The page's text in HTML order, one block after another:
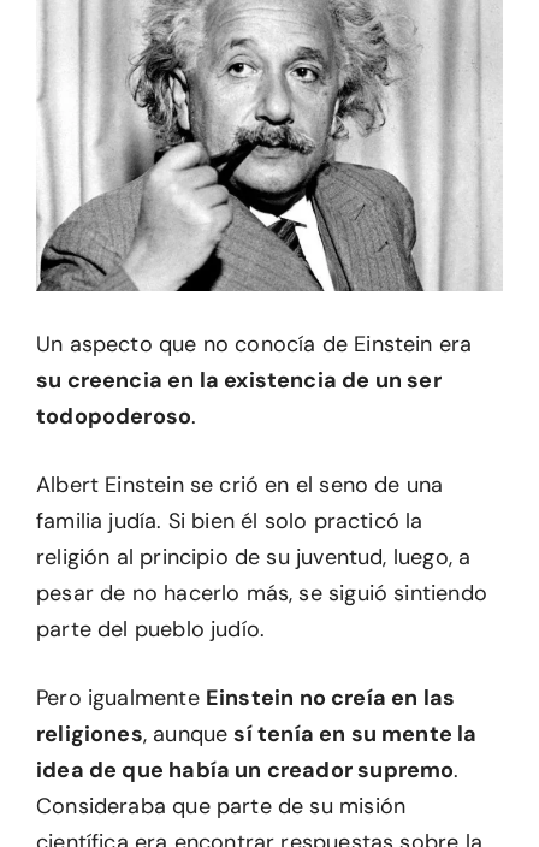
Un aspecto que no conocía de Einstein era
su creencia en la existencia de un ser
todopoderoso.
Albert Einstein se crió en el seno de una
familia judía. Si bien él solo practicó la
religión al principio de su juventud, luego, a
pesar de no hacerlo más, se siguió sintiendo
parte del pueblo judío.
Pero igualmente Einstein no creía en las
religiones, aunquesí tenía en su mente la
idea de que había un creador supremo.
Consideraba que parte de su misión